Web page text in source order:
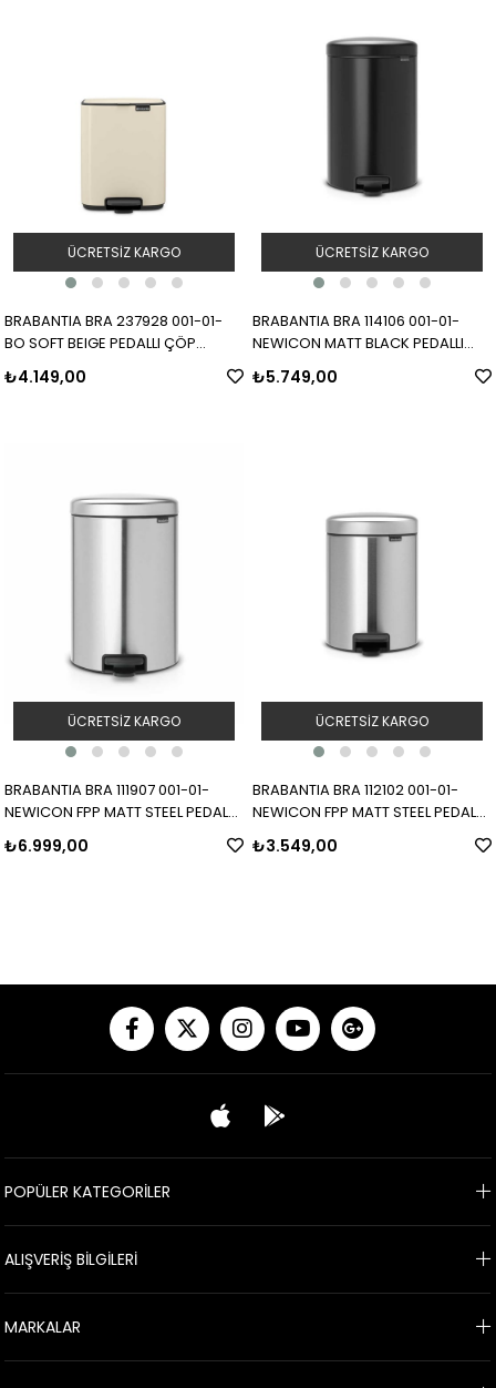
BRABANTIA BRA 237928 001-01-
BO SOFT BEIGE PEDALLI ÇÖP
KUTUSU 7L
₺4.149,00
ÜCRETSIZ KARGO
BRABANTIA BRA 114106 001-01-
NEWICON MATT BLACK PEDALLI
ÇÖP KUTUSU 20L
₺5.749,00
ÜCRETSIZ KARGO
BRABANTIA BRA 111907 001-01-
NEWICON FPP MATT STEEL PEDALLI
ÇÖP KUTUSU 20L
₺6.999,00
ÜCRETSIZ KARGO
BRABANTIA BRA 112102 001-01-
NEWICON FPP MATT STEEL PEDALLI
ÇÖP KUTUSU 5L
₺3.549,00
ÜCRETSIZ KARGO
POPÜLER KATEGORİLER
ALIŞVERİŞ BİLGİLERİ
MARKALAR